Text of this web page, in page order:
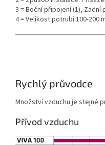
3 = Boční připojení (1), Zadní
4 = Velikost potrubí 100-200
Rychlý průvodce
Množství vzduchu je stejné
Přívod vzduchu